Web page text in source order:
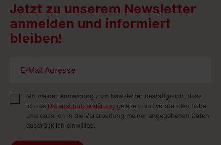
Jetzt zu unserem Newsletter
anmelden und informiert
bleiben!
Mit meiner Anmeldung zum Newsletter bestätige ich, dass
ich die Datenschutzerklärung gelesen und verstanden habe
und dass ich in die Verarbeitung meiner angegebenen Daten
ausdrücklich einwillige.